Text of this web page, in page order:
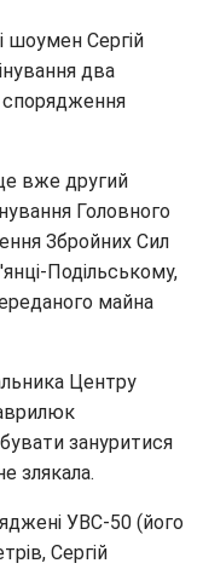
шоумен Сергій
два
спорядження
вже другий
Головного
Збройних Сил
Подільському,
майна
Центру
зануритися
злякала.
УВС-50 (його
Сергій